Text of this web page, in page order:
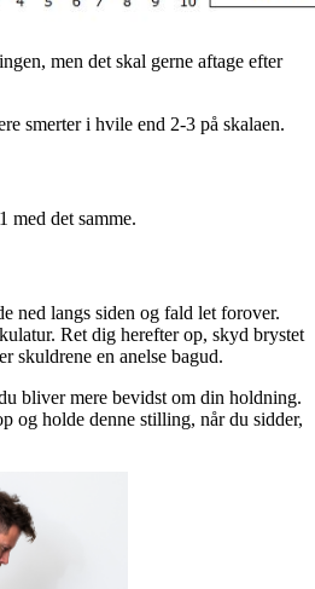
men det skal gerne aftage efter
smerter i hvile end 2-3 på skalaen.
med det samme.
ned langs siden og fald let forover.
Ret dig herefter op, skyd brystet
skuldrene en anelse bagud.
bliver mere bevidst om din holdning.
og holde denne stilling, når du sidder,